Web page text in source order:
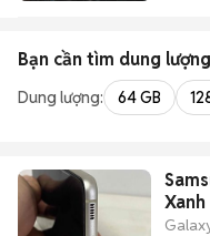
Bạn cần tìm dung lượng
Dung lượng: 64 GB
Xanh